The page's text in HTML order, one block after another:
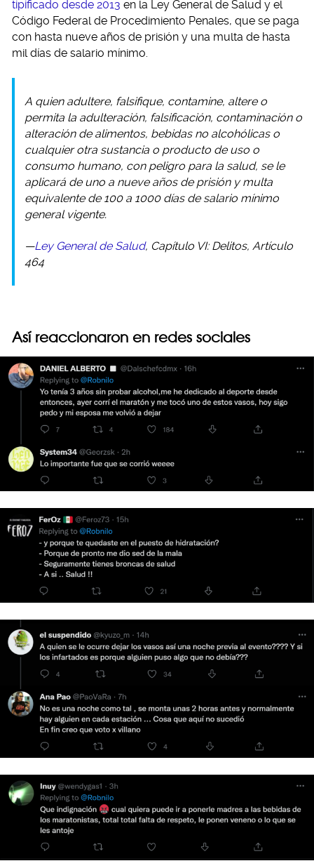
tipificado desde 2013 en la Ley General de Salud y el
Código Federal de Procedimiento Penales, que se paga
con hasta nueve años de prisión y una multa de hasta
mil días de salario mínimo.
A quien adultere, falsifique, contamine, altere o
permita la adulteración, falsificación, contaminación o
alteración de alimentos, bebidas no alcohólicas o
cualquier otra sustancia o producto de uso o
consumo humano, con peligro para la salud, se le
aplicará de uno a nueve años de prisión y multa
equivalente de 100 a 1000 días de salario mínimo
general vigente.
—Ley General de Salud, Capítulo VI: Delitos, Artículo
464
Así reaccionaron en redes sociales